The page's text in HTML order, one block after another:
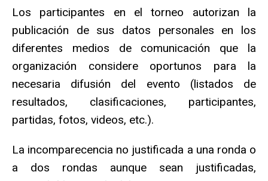
Los participantes en el torneo autorizan la
publicación de sus datos personales en los
diferentes medios de comunicación que la
organización considere oportunos para la
necesaria difusión del evento (listados de
resultados, clasificaciones, participantes,
partidas, fotos, videos, etc.).
La incomparecencia no justificada a una ronda o
a dos rondas aunque sean justificadas,